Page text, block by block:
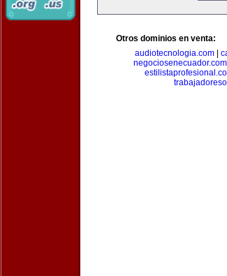
Otros dominios en venta:
audiotecnologia.com
negociosenecuador.com